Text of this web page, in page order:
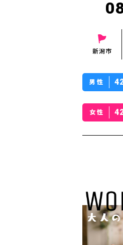
新潟市
男性
女性